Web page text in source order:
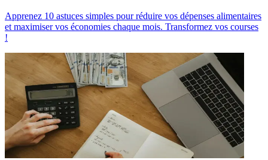
Apprenez 10 astuces simples pour réduire vos dépenses alimentaires
et maximiser vos économies chaque mois. Transformez vos courses
!